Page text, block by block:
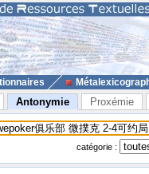
Antonymie Proxémie
catégorie :